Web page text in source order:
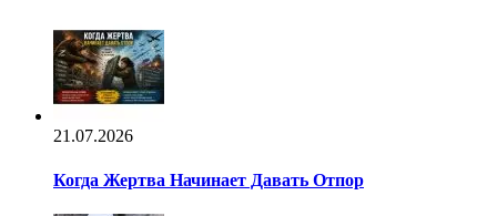
21.07.2026
Когда Жертва Начинает Давать Отпор